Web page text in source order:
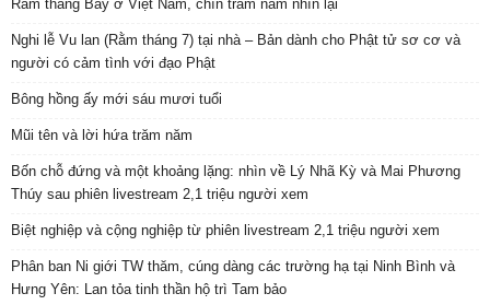
Rằm tháng Bảy ở Việt Nam, chín trăm năm nhìn lại
Nghi lễ Vu lan (Rằm tháng 7) tại nhà – Bản dành cho Phật tử sơ cơ và
người có cảm tình với đạo Phật
Bông hồng ấy mới sáu mươi tuổi
Mũi tên và lời hứa trăm năm
Bốn chỗ đứng và một khoảng lặng: nhìn về Lý Nhã Kỳ và Mai Phương
Thúy sau phiên livestream 2,1 triệu người xem
Biệt nghiệp và cộng nghiệp từ phiên livestream 2,1 triệu người xem
Phân ban Ni giới TW thăm, cúng dàng các trường hạ tại Ninh Bình và
Hưng Yên: Lan tỏa tinh thần hộ trì Tam bảo